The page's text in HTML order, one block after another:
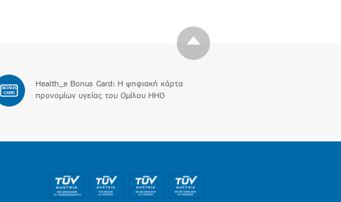
BONUS
CARD
Health_e Bonus Card: H ψηφιακή κάρτα
προνομίων υγείας του Ομίλου HHG